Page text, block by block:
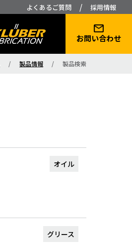
よくあるご質問 / 採用情報
お問い合わせ
/ 製品情報 / 製品検索
オイル
グリース